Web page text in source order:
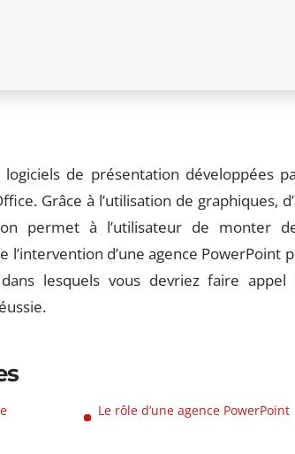
de présentation développées
Grâce à l’utilisation de graphiques,
permet à l’utilisateur de monter
l’intervention d’une agence PowerPoint
lesquels vous devriez faire appel
Le rôle d’une agence PowerPoint